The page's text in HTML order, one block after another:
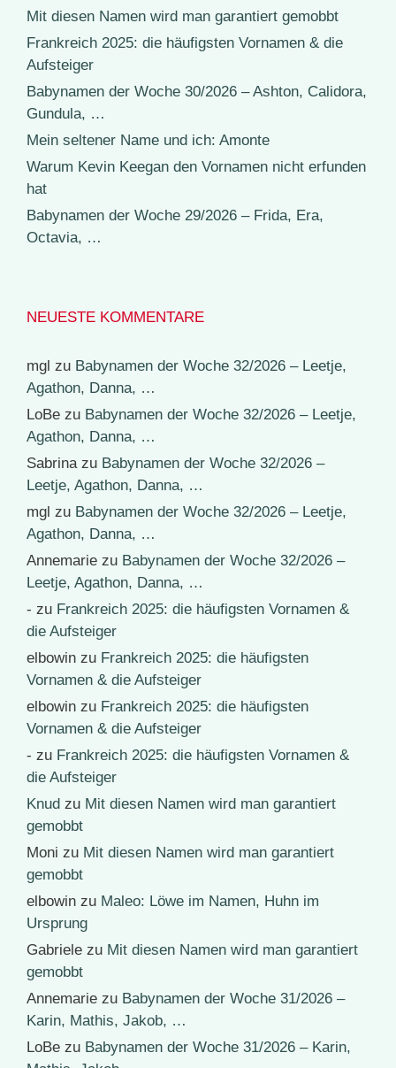
Mit diesen Namen wird man garantiert gemobbt
Frankreich 2025: die häufigsten Vornamen & die
Aufsteiger
Babynamen der Woche 30/2026 – Ashton, Calidora,
Gundula, …
Mein seltener Name und ich: Amonte
Warum Kevin Keegan den Vornamen nicht erfunden
hat
Babynamen der Woche 29/2026 – Frida, Era,
Octavia, …
NEUESTE KOMMENTARE
mgl zu Babynamen der Woche 32/2026 – Leetje,
Agathon, Danna, …
LoBe zu Babynamen der Woche 32/2026 – Leetje,
Agathon, Danna, …
Sabrinazu Babynamen der Woche 32/2026 –
Leetje, Agathon, Danna, …
mgl zu Babynamen der Woche 32/2026 – Leetje,
Agathon, Danna, …
Annemarie zu Babynamen der Woche 32/2026 –
Leetje, Agathon, Danna, …
- zu Frankreich 2025: die häufigsten Vornamen &
die Aufsteiger
elbowin zu Frankreich 2025: die häufigsten
Vornamen & die Aufsteiger
elbowin zu Frankreich 2025: die häufigsten
Vornamen & die Aufsteiger
- zu Frankreich 2025: die häufigsten Vornamen &
die Aufsteiger
Knud zu Mit diesen Namen wird man garantiert
gemobbt
Moni zu Mit diesen Namen wird man garantiert
gemobbt
elbowin zu Maleo: Löwe im Namen, Huhn im
Ursprung
Gabriele zu Mit diesen Namen wird man garantiert
gemobbt
Annemarie zu Babynamen der Woche 31/2026 –
Karin, Mathis, Jakob, …
LoBe zu Babynamen der Woche 31/2026 – Karin,